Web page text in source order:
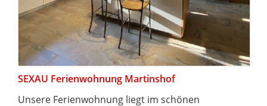
SEXAU Ferienwohnung Martinshof
Unsere Ferienwohnung liegt im schönen